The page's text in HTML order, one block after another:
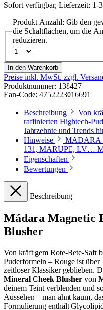
Sofort verfügbar, Lieferzeit: 1-
Produkt Anzahl: Gib den
die Schaltflächen, um die
reduzieren.
In den Warenkorb
Preise inkl. MwSt. zzgl.
Produktnummer: 138427
Ean-Code: 4752223016691
Beschreibung
Von
raffinierten Hightech-
Jahrzehnte und Trends
Hinweise
MADARA
131, MARUPE, LV…
Eigenschaften
Bewertungen
Beschreibung
Mádara Magnetic
Blusher
Von kräftigem Rote-Bete-Saft
Puderformeln – Rouge ist über
zeitloser Klassiker geblieben.
Mineral Cheek Blusher von
deinem Teint verblenden und
Aussehen – man ahnt kaum,
Formulierung enthält